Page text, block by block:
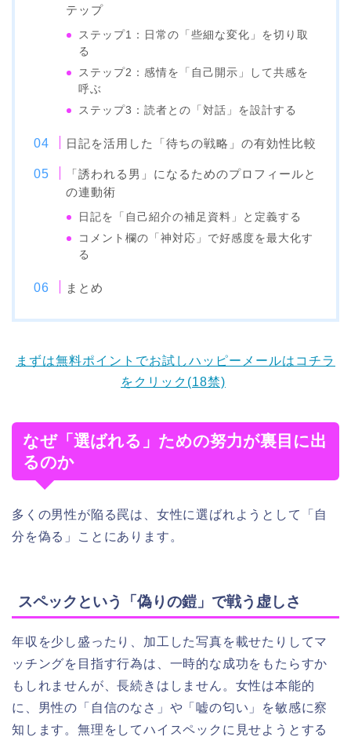
テップ
ステップ1：日常の「些細な変化」を切り取
る
ステップ2：感情を「自己開示」して共感を
呼ぶ
ステップ3：読者との「対話」を設計する
日記を活用した「待ちの戦略」の有効性比較
「誘われる男」になるためのプロフィールと
の連動術
日記を「自己紹介の補足資料」と定義する
コメント欄の「神対応」で好感度を最大化す
る
まとめ
まずは無料ポイントでお試しハッピーメールはコチラ
をクリック(18禁)
なぜ「選ばれる」ための努力が裏目に出
るのか
多くの男性が陥る罠は、女性に選ばれようとして「自
分を偽る」ことにあります。
スペックという「偽りの鎧」で戦う虚しさ
年収を少し盛ったり、加工した写真を載せたりしてマ
ッチングを目指す行為は、一時的な成功をもたらすか
もしれませんが、長続きはしません。女性は本能的
に、男性の「自信のなさ」や「嘘の匂い」を敏感に察
知します。無理をしてハイスペックに見せようとする